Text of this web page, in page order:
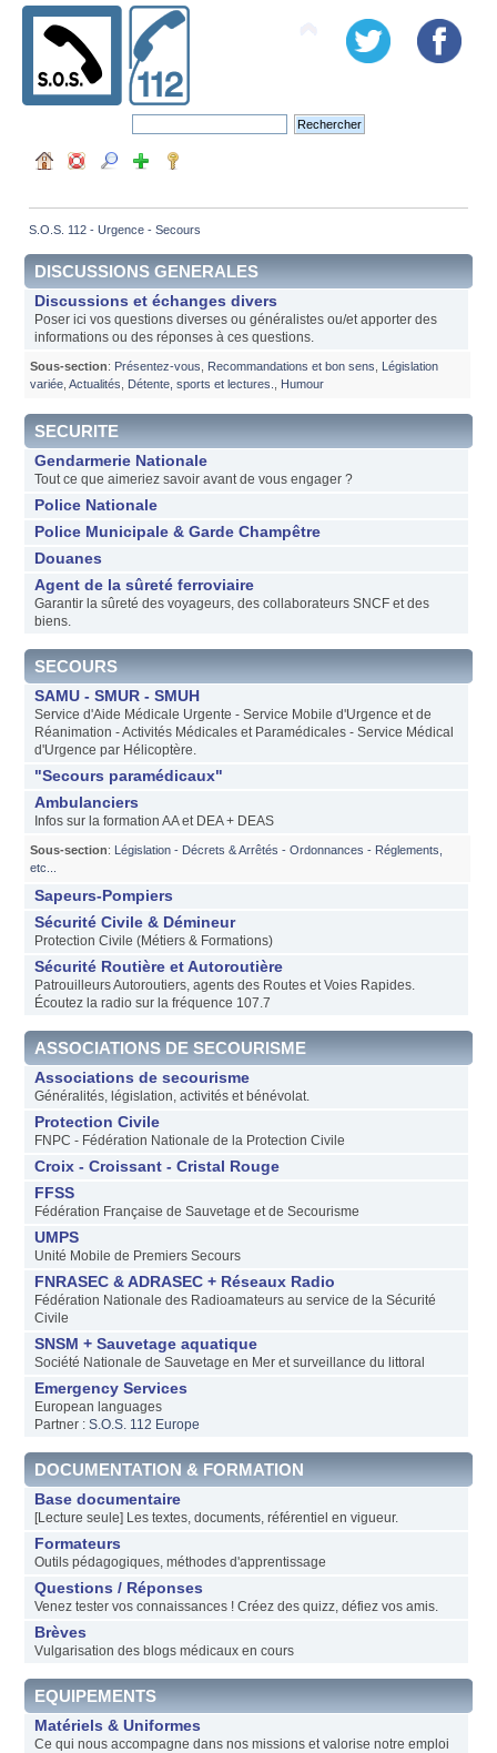
S.O.S. 112 - Urgence - Secours
DISCUSSIONS GENERALES
Discussions et échanges divers
Poser ici vos questions diverses ou généralistes ou/et apporter des
informations ou des réponses à ces questions.
Sous-section: Présentez-vous Recommandations et bon sens
Législation
variée Actualités Détente, sports et lectures. Humour
SECURITE
Gendarmerie Nationale
Tout ce que aimeriez savoir avant de vous engager ?
Police Nationale
Police Municipale & Garde Champêtre
Douanes
Agent de la sûreté ferroviaire
Garantir la sûreté des voyageurs, des collaborateurs SNCF et des
biens.
SECOURS
SAMU - SMUR - SMUH
Service d'Aide Médicale Urgente - Service Mobile d'Urgence et de
Réanimation - Activités Médicales et Paramédicales - Service Médical
d'Urgence par Hélicoptère.
"Secours paramédicaux"
Ambulanciers
Infos sur la formation AA et DEA + DEAS
Sous-section: Législation - Décrets & Arrêtés - Ordonnances - Réglements,
etc...
Sapeurs-Pompiers
Sécurité Civile & Démineur
Protection Civile (Métiers & Formations)
Sécurité Routière et Autoroutière
Patrouilleurs Autoroutiers, agents des Routes et Voies Rapides.
Écoutez la radio sur la fréquence 107.7
ASSOCIATIONS DE SECOURISME
Associations de secourisme
Généralités, législation, activités et bénévolat.
Protection Civile
FNPC - Fédération Nationale de la Protection Civile
Croix - Croissant - Cristal Rouge
FFSS
Fédération Française de Sauvetage et de Secourisme
UMPS
Unité Mobile de Premiers Secours
FNRASEC & ADRASEC + Réseaux Radio
Fédération Nationale des Radioamateurs au service de la Sécurité
Civile
SNSM + Sauvetage aquatique
Société Nationale de Sauvetage en Mer et surveillance du littoral
Emergency Services
European languages
Partner : S.O.S. 112 Europe
DOCUMENTATION & FORMATION
Base documentaire
[Lecture seule] Les textes, documents, référentiel en vigueur.
Formateurs
Outils pédagogiques, méthodes d'apprentissage
Questions / Réponses
Venez tester vos connaissances ! Créez des quizz, défiez vos amis.
Brèves
Vulgarisation des blogs médicaux en cours
EQUIPEMENTS
Matériels & Uniformes
Ce qui nous accompagne dans nos missions et valorise notre emploi